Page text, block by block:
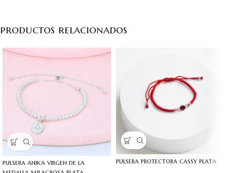
productos relacionados
pulsera anika virgen de la
pulsera protectora cassy plata